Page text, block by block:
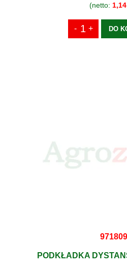
(netto: 1,14
DO
971809
PODKŁADKA